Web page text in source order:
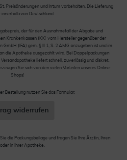
Preisänderungen und Irrtum vorbehalten. Die Lieferung
innerhalb von Deutschland.
der für den Ausnahmefall der Abgabe und
Krankenkassen (KK) vom Hersteller gegenüber der
(IFA) gem. § III 1, S. 2 AMG anzugeben ist und im
die Apotheke ausgezahlt wird. Bei Doppelpackungen
liefert schnell, zuverlässig und diskret.
Sie sich von den vielen Vorteilen unseres Online-
Shops!
Bestellung nutzen Sie das Formular:
widerrufen
die Packungsbeilage und fragen Sie Ihre Ärztin, Ihren
in Ihrer Apotheke.